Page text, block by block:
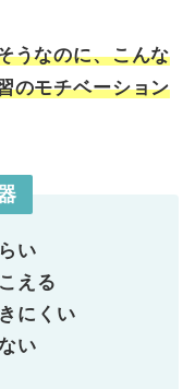
うなのに、こんな
のモチベーション
い
える
にくい
い